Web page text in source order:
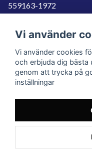
559163-1972
SE559163197201
060-566 800
info@filter.se
559163-1972
© 2023 Filter.se, All rights
Vi använder
Vi använder cookies
och erbjuda dig bästa
genom att trycka på
inställningar